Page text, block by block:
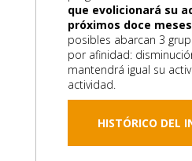
que evolicionará su
próximos doce
posibles abarcan 3
por afinidad:
mantendrá igual su
actividad.
HISTÓRICO DEL